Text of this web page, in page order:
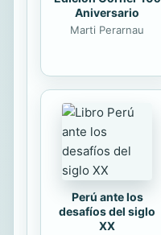
Aniversario
Marti Perarnau
Perú ante los
desafíos del siglo
XX